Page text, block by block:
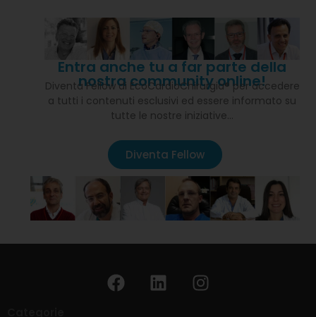
Entra anche tu a far parte della
nostra community online!
Diventa Fellow di EcoCardioChirurgia® per accedere
a tutti i contenuti esclusivi ed essere informato su
tutte le nostre iniziative…
Diventa Fellow